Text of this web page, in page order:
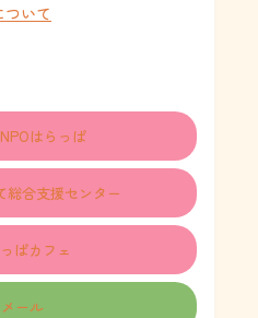
いて
はらっぱ
合支援センター
ぱカフェ
メール